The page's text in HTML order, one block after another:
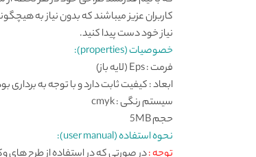
کاربران عزیز میباشند که بدون نیاز به
نیاز خود دست پیدا کنید.
خصوصیات (properties):
فرمت : Eps (لایه باز)
ابعاد : کیفیت ثابت دارد و با توجه به برداری
سیستم رنگی : cmyk
حجم 5MB
نحوه استفاده (user manual):